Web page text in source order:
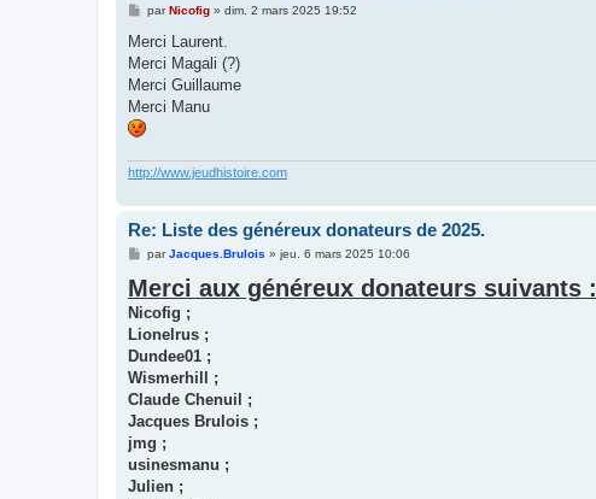
M
s
a
g
parNicofig» dim. 2 mars 2025 19:52
Merci Laurent.
Merci Magali (?)
Merci Guillaume
Merci Manu
http://www.jeudhistoire.com
Re: Liste des généreux donateurs de 2025.
M
s
s
a
e
parJacques.Brulois » jeu. 6 mars 2025 10:06
Merci aux généreux donateurs suivants :
Nicofig ;
Lionelrus ;
Dundee01 ;
Wismerhill ;
Claude Chenuil ;
Jacques Brulois ;
jmg ;
usinesmanu ;
Julien ;